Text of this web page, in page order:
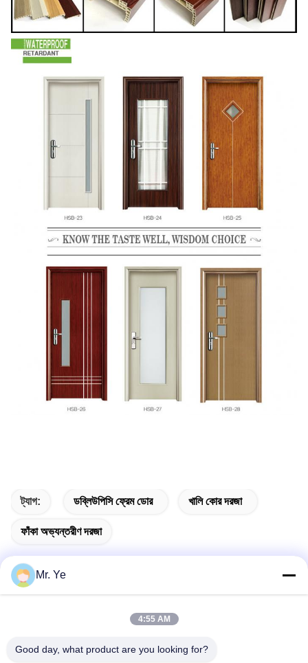
ট্যাগ: ডব্লিউপিসি ফ্রেম ডোর খালি কোর দরজা
ফাঁকা অভ্যন্তরীণ দরজা
ঠিকানা
Mr. Ye
4:55 AM
Good day, what product are you looking for?